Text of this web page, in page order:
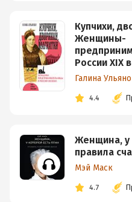
Купчихи,
Женщины-
России XIX
Галина
4.4
Женщина, у
правила
Мэй Маск
4.7